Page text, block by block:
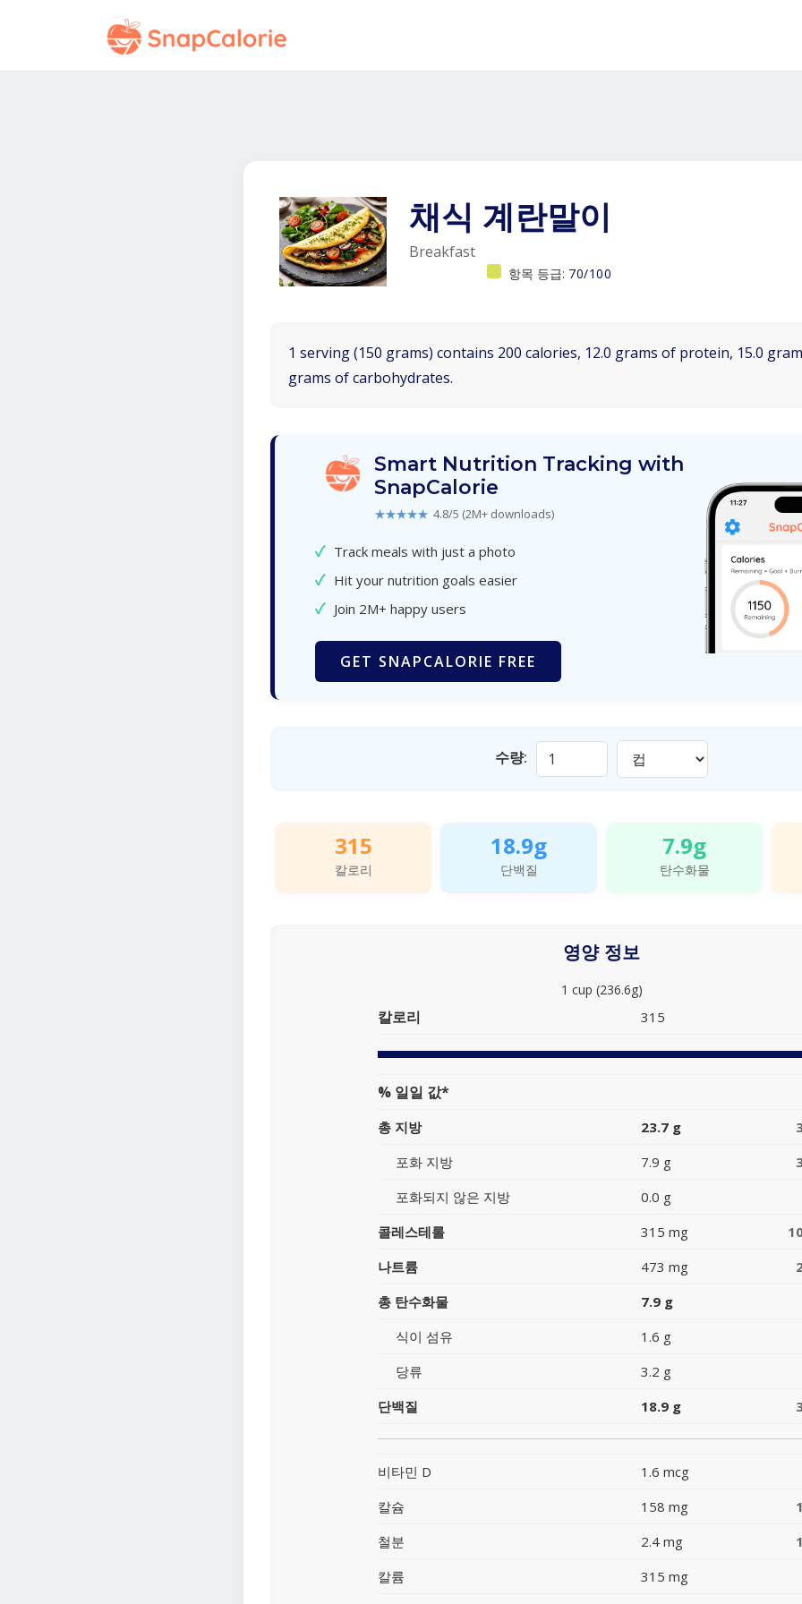
채식 계란말이
Breakfast
항목 등급: 70/100
1 serving (150 grams) contains 200 calories, 12.0 grams of protein, 15.0
grams of carbohydrates.
Smart Nutrition Tracking with
SnapCalorie
★★★★★ 4.8/5 (2M+ downloads)
✓ Track meals with just a photo
✓ Hit your nutrition goals easier
✓ Join 2M+ happy users
GET SNAPCALORIE FREE
수량:
315
칼로리
18.9g
단백질
7.9g
탄수화물
영양 정보
1 cup (236.6g)
칼로리 315
% 일일 값*
총 지방 23.7 g
포화 지방
7.9 g
포화되지 않은 지방
0.0 g
콜레스테롤
315 mg
나트륨
473 mg
총 탄수화물
7.9 g
식이 섬유
1.6 g
당류
3.2 g
단백질
18.9 g
비타민 D
1.6 mcg
칼슘
158 mg
철분
2.4 mg
칼륨
315 mg